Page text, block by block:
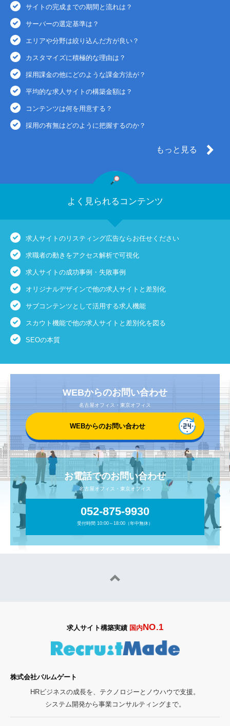
サイトの完成までの期間と流れは？
サーバーの選定基準は？
エリアや分野は絞り込んだ方が良い？
カスタマイズに積極的な理由は？
採用課金の他にどのような課金方法が？
平均的な求人サイトの構築金額は？
コンテンツは何を用意する？
採用の有無はどのように把握するのか？
もっと見る
よく見られるコンテンツ
求人サイトのリスティング広告ならお任せください
求職者の動きをアクセス解析で可視化
求人サイトの成功事例・失敗事例
オリジナルデザインで他の求人サイトと差別化
サブコンテンツとして活用する求人機能
スカウト機能で他の求人サイトと差別化を図る
SEOの本質
WEBからのお問い合わせ
名古屋オフィス・東京オフィス
WEBからのお問い合わせ
お電話でのお問い合わせ
名古屋オフィス・東京オフィス
052-875-9930
受付時間 10:00～18:00（年中無休）
求人サイト構築実績 国内NO.1
株式会社パルムゲート
HRビジネスの成長を、テクノロジーとノウハウで支援。
システム開発から事業コンサルティングまで。